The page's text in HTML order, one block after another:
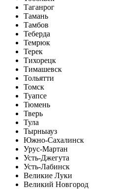
Таганрог
Тамань
Тамбов
Теберда
Темрюк
Терек
Тихорецк
Тимашевск
Тольятти
Томск
Туапсе
Тюмень
Тверь
Тула
Тырныауз
Южно-Сахалинск
Урус-Мартан
Усть-Джегута
Усть-Лабинск
Великие Луки
Великий Новгород